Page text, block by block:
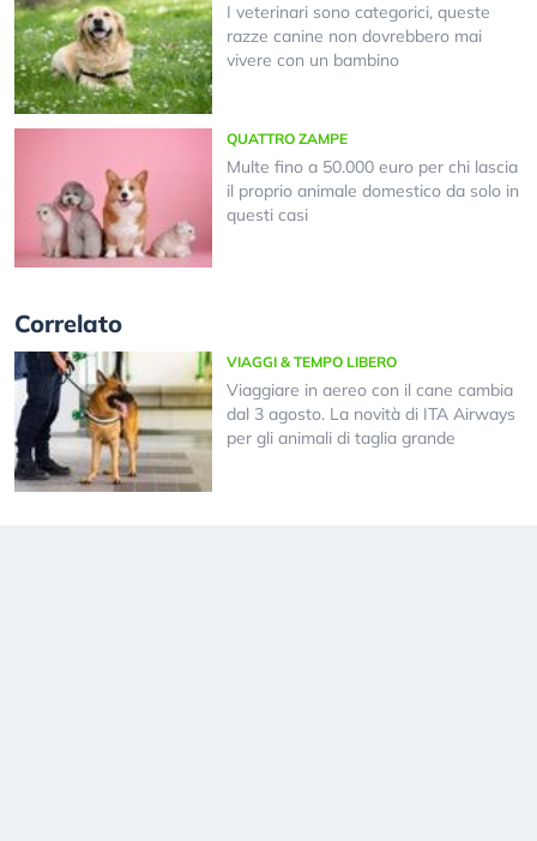
I veterinari sono categorici, queste
razze canine non dovrebbero mai
vivere con un bambino
QUATTRO ZAMPE
Multe fino a 50.000 euro per chi lascia
il proprio animale domestico da solo in
questi casi
Correlato
VIAGGI & TEMPO LIBERO
Viaggiare in aereo con il cane cambia
dal 3 agosto. La novità di ITA Airways
per gli animali di taglia grande